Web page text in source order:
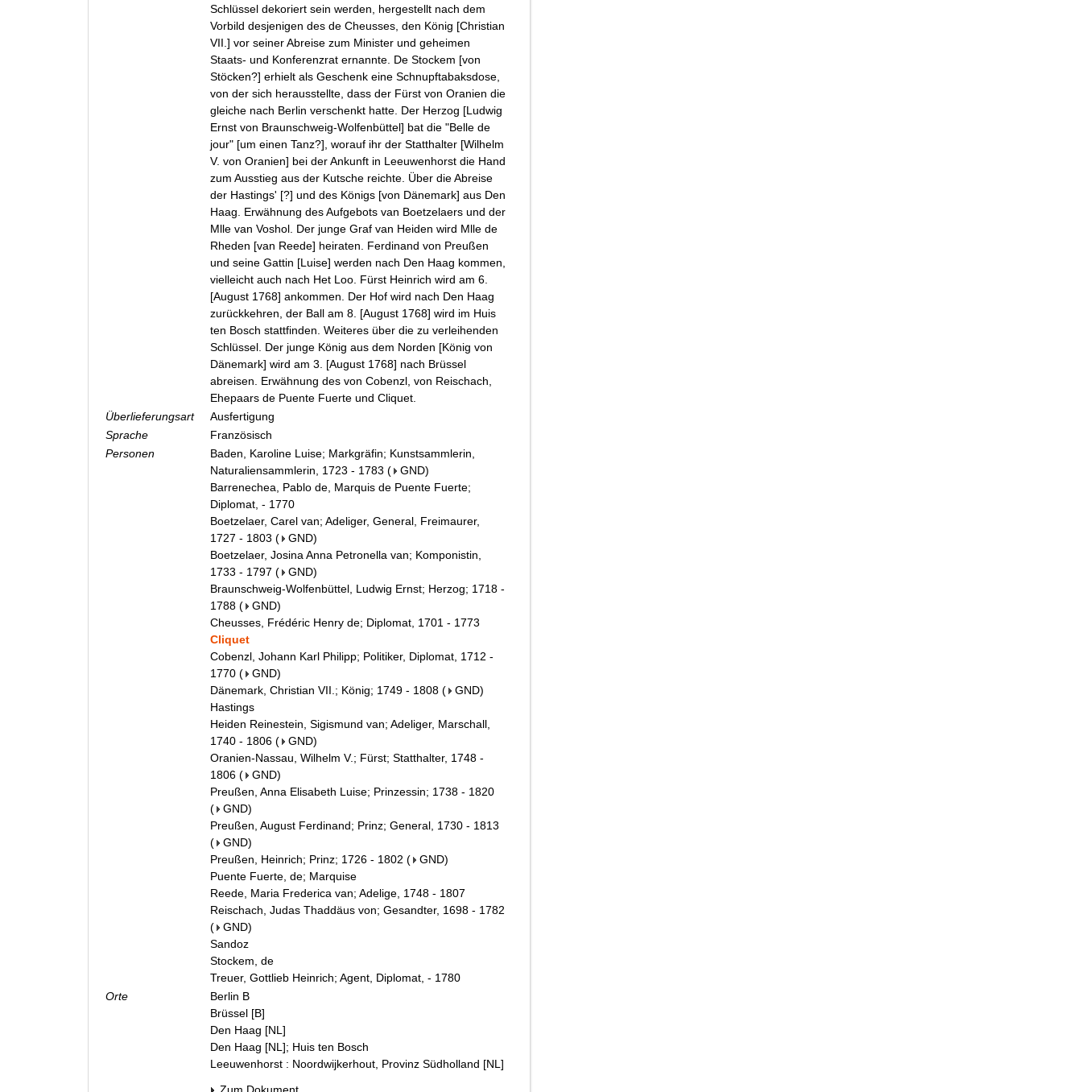
Schlüssel dekoriert sein werden, hergestellt nach dem
Vorbild desjenigen des de Cheusses, den König [Christian
VII.] vor seiner Abreise zum Minister und geheimen
Staats- und Konferenzrat ernannte. De Stockem [von
Stöcken?] erhielt als Geschenk eine Schnupftabaksdose,
von der sich herausstellte, dass der Fürst von Oranien die
gleiche nach Berlin verschenkt hatte. Der Herzog [Ludwig
Ernst von Braunschweig-Wolfenbüttel] bat die "Belle de
jour" [um einen Tanz?], worauf ihr der Statthalter [Wilhelm
V. von Oranien] bei der Ankunft in Leeuwenhorst die Hand
zum Ausstieg aus der Kutsche reichte. Über die Abreise
der Hastings' [?] und des Königs [von Dänemark] aus Den
Haag. Erwähnung des Aufgebots van Boetzelaers und der
Mlle van Voshol. Der junge Graf van Heiden wird Mlle de
Rheden [van Reede] heiraten. Ferdinand von Preußen
und seine Gattin [Luise] werden nach Den Haag kommen,
vielleicht auch nach Het Loo. Fürst Heinrich wird am 6.
[August 1768] ankommen. Der Hof wird nach Den Haag
zurückkehren, der Ball am 8. [August 1768] wird im Huis
ten Bosch stattfinden. Weiteres über die zu verleihenden
Schlüssel. Der junge König aus dem Norden [König von
Dänemark] wird am 3. [August 1768] nach Brüssel
abreisen. Erwähnung des von Cobenzl, von Reischach,
Ehepaars de Puente Fuerte und Cliquet.
Überlieferungsart
Ausfertigung
Sprache
Französisch
Personen
Baden, Karoline Luise; Markgräfin; Kunstsammlerin,
Naturaliensammlerin, 1723 - 1783 ( GND)
Barrenechea, Pablo de, Marquis de Puente Fuerte;
Diplomat, - 1770
Boetzelaer, Carel van; Adeliger, General, Freimaurer,
1727 - 1803 ( GND)
Boetzelaer, Josina Anna Petronella van; Komponistin,
1733 - 1797 ( GND)
Braunschweig-Wolfenbüttel, Ludwig Ernst; Herzog; 1718 -
1788 ( GND)
Cheusses, Frédéric Henry de; Diplomat, 1701 - 1773
Cliquet
Cobenzl, Johann Karl Philipp; Politiker, Diplomat, 1712 -
1770 ( GND)
Dänemark, Christian VII.; König; 1749 - 1808 ( GND)
Hastings
Heiden Reinestein, Sigismund van; Adeliger, Marschall,
1740 - 1806 ( GND)
Oranien-Nassau, Wilhelm V.; Fürst; Statthalter, 1748 -
1806 ( GND)
Preußen, Anna Elisabeth Luise; Prinzessin; 1738 - 1820
(
GND)
Preußen, August Ferdinand; Prinz; General, 1730 - 1813
(
GND)
Preußen, Heinrich; Prinz; 1726 - 1802 ( GND)
Puente Fuerte, de; Marquise
Reede, Maria Frederica van; Adelige, 1748 - 1807
Reischach, Judas Thaddäus von; Gesandter, 1698 - 1782
(
GND)
Sandoz
Stockem, de
Treuer, Gottlieb Heinrich; Agent, Diplomat, - 1780
Orte
Berlin B
Brüssel [B]
Den Haag [NL]
Den Haag [NL]; Huis ten Bosch
Leeuwenhorst : Noordwijkerhout, Provinz Südholland [NL]